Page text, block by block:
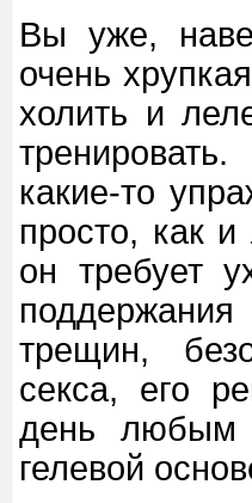
Вы уже,
очень
холить и
какие-то
просто, как
он требует
трещин,
секса, его
день любым
гелевой